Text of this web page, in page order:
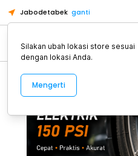
Jabodetabek ganti
Alat Kopi
Silakan ubah lokasi store sesuai
dengan lokasi Anda.
Mengerti